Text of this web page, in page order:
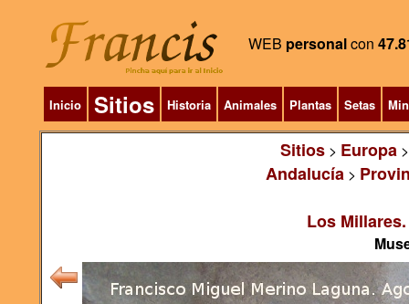
WEB personalcon
Inicio Sitios Historia Animales Plantas Setas
Sitios> Europa
Andalucía>
Los